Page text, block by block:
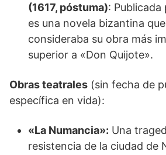
(1617, póstuma):
es una novela bizantina
consideraba su obra más
superior a «Don Quijote».
Obras teatrales (sin fecha de
específica en vida):
«La Numancia»: Una
resistencia de la ciudad de